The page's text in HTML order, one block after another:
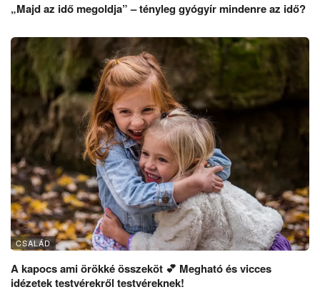
„Majd az idő megoldja” – tényleg gyógyír mindenre az idő?
CSALÁD
A kapocs ami örökké összeköt 💕 Megható és vicces
idézetek testvérekről testvéreknek!